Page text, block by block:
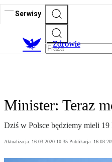
Serwisy
Zdrowie
Minister: Teraz
Dziś w Polsce będziemy mieli
Aktualizacja: 16.03.2020 10:35 Publikacja: